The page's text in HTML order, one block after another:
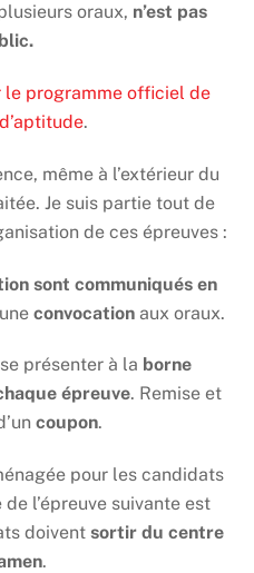
oraux, n’est pas
programme officiel de
.
même à l’extérieur du
Je suis partie tout de
de ces épreuves :
sont communiqués en
convocation aux oraux.
présenter à la borne
épreuve. Remise et
coupon.
pour les candidats
l’épreuve suivante est
doivent sortir du centre
.